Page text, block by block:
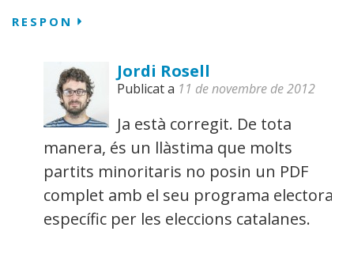
RESPON
Jordi Rosell
Publicat a 11 de novembre de 2012
Ja està corregit. De tota
manera, és un llàstima que molts
partits minoritaris no posin un PDF
complet amb el seu programa electoral
específic per les eleccions catalanes.